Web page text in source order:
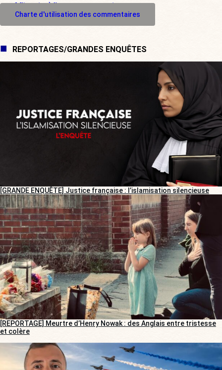
M'inscrire à l'espace commentaire
Charte d'utilisation des commentaires
REPORTAGES/GRANDES ENQUÊTES
[GRANDE ENQUÊTE] Justice française : l’islamisation silencieuse
[REPORTAGE] Meurtre d’Henry Nowak : des Anglais entre tristesse
et colère